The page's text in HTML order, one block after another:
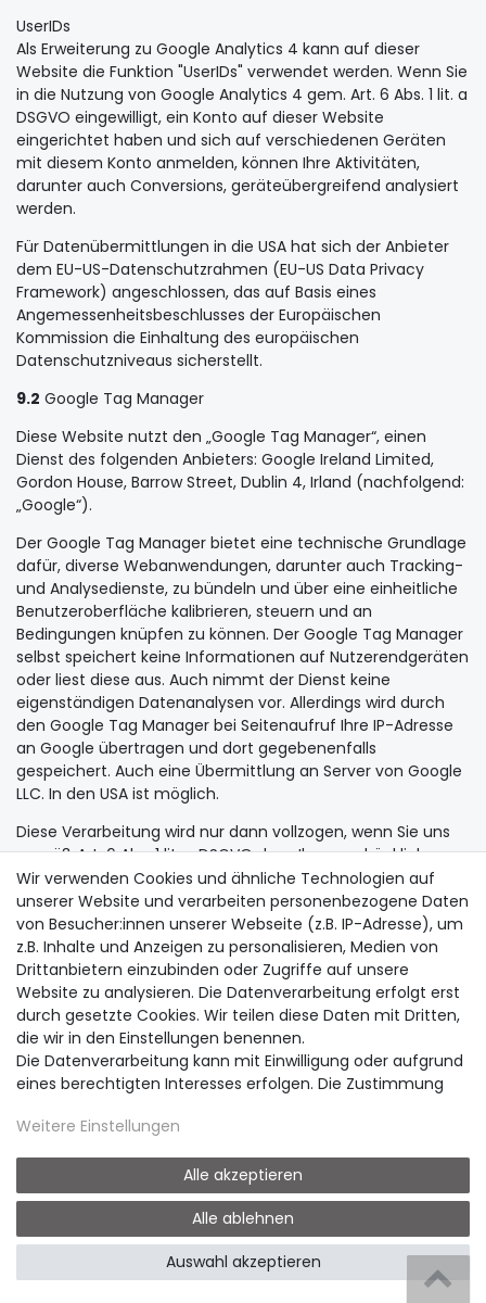
UserIDs
Als Erweiterung zu Google Analytics 4 kann auf dieser
Website die Funktion "UserIDs" verwendet werden. Wenn Sie
in die Nutzung von Google Analytics 4 gem. Art. 6 Abs. 1 lit. a
DSGVO eingewilligt, ein Konto auf dieser Website
eingerichtet haben und sich auf verschiedenen Geräten
mit diesem Konto anmelden, können Ihre Aktivitäten,
darunter auch Conversions, geräteübergreifend analysiert
werden.
Für Datenübermittlungen in die USA hat sich der Anbieter
dem EU-US-Datenschutzrahmen (EU-US Data Privacy
Framework) angeschlossen, das auf Basis eines
Angemessenheitsbeschlusses der Europäischen
Kommission die Einhaltung des europäischen
Datenschutzniveaus sicherstellt.
9.2 Google Tag Manager
Diese Website nutzt den „Google Tag Manager“, einen
Dienst des folgenden Anbieters: Google Ireland Limited,
Gordon House, Barrow Street, Dublin 4, Irland (nachfolgend:
„Google“).
Der Google Tag Manager bietet eine technische Grundlage
dafür, diverse Webanwendungen, darunter auch Tracking-
und Analysedienste, zu bündeln und über eine einheitliche
Benutzeroberfläche kalibrieren, steuern und an
Bedingungen knüpfen zu können. Der Google Tag Manager
selbst speichert keine Informationen auf Nutzerendgeräten
oder liest diese aus. Auch nimmt der Dienst keine
eigenständigen Datenanalysen vor. Allerdings wird durch
den Google Tag Manager bei Seitenaufruf Ihre IP-Adresse
an Google übertragen und dort gegebenenfalls
gespeichert. Auch eine Übermittlung an Server von Google
LLC. In den USA ist möglich.
Diese Verarbeitung wird nur dann vollzogen, wenn Sie uns
gemäß Art. 6 Abs. 1 lit. a DSGVO dazu Ihre ausdrückliche
Einwilligung erteilt haben. Ohne diese Einwilligungserteilung
unterbleibt der Einsatz von Google Tag Manager während
Ihres Seitenbesuchs. Sie können Ihre erteilte Einwilligung
jederzeit mit Wirkung für die Zukunft widerrufen. Um Ihren
Widerruf auszuüben, deaktivieren Sie diesen Dienst bitte in
dem auf der Webseite bereitgestellten „Cookie-Consent-
Tool“.
Wir haben mit dem Anbieter einen
Auftragsverarbeitungsvertrag geschlossen, der den Schutz
der Daten unserer Seitenbesucher sicherstellt und eine
unberechtigte Weitergabe an Dritte untersagt.
Für Datenübermittlungen in die USA hat sich der Anbieter
dem EU-US-Datenschutzrahmen (EU-US Data Privacy
Framework) angeschlossen, das auf Basis eines
Angemessenheitsbeschlusses der Europäischen
Kommission die Einhaltung des europäischen
Datenschutzniveaus sicherstellt.
B2B LOGIN
Wir verwenden Cookies und ähnliche Technologien auf
unserer Website und verarbeiten personenbezogene Daten
von Besucher:innen unserer Webseite (z.B. IP-Adresse), um
z.B. Inhalte und Anzeigen zu personalisieren, Medien von
Drittanbietern einzubinden oder Zugriffe auf unsere
Website zu analysieren. Die Datenverarbeitung erfolgt erst
durch gesetzte Cookies. Wir teilen diese Daten mit Dritten,
die wir in den Einstellungen benennen.
Die Datenverarbeitung kann mit Einwilligung oder aufgrund
eines berechtigten Interesses erfolgen. Die Zustimmung
nicht einzuwilligen und die Einwilligung zu einem späteren
und weitere Hinweise zur Verwendung
personenbezogener Daten in unsererDaten­schutz­
Weitere Einstellungen
Alle akzeptieren
Alle ablehnen
Auswahl akzeptieren